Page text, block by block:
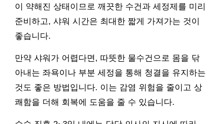
이 약해진 상태이므로 깨끗한 수건과 세정제를 미리
준비하고, 샤워 시간은 최대한 짧게 가져가는 것이
좋습니다.
만약 샤워가 어렵다면, 따뜻한 물수건으로 몸을 닦
아내는 좌욕이나 부분 세정을 통해 청결을 유지하는
것도 좋은 방법입니다. 이는 감염 위험을 줄이고 상
쾌함을 더해 회복에 도움을 줄 수 있습니다.